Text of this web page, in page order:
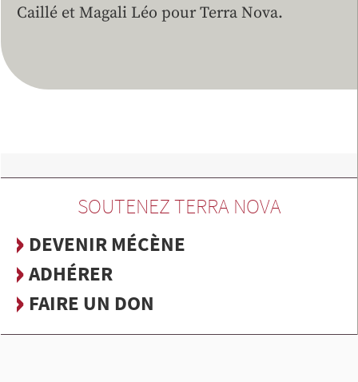
Caillé et Magali Léo pour Terra Nova.
SOUTENEZ TERRA NOVA
DEVENIR MÉCÈNE
ADHÉRER
FAIRE UN DON